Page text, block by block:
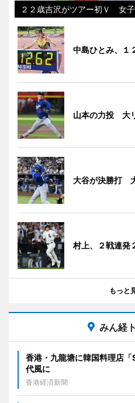
２２歳吉沢がツアー初Ｖ 女
中島ひとみ、１
山本の力投 大
大谷が決勝打
村上、２戦連
もっと
みん経
香港・九龍塘に韓国料理店
代風に
香港経済新聞